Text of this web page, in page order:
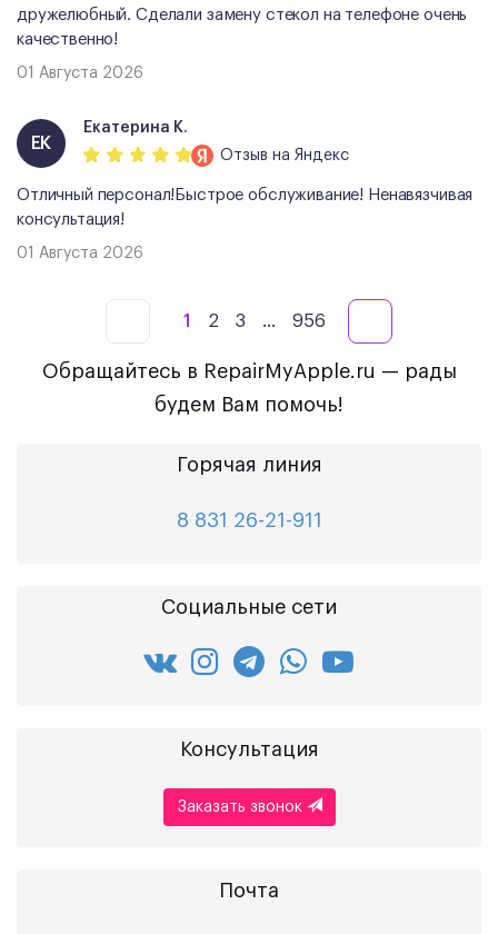
дружелюбный. Сделали замену стекол на телефоне очень
качественно!
01 Августа 2026
ЕК
Екатерина К.
Отзыв на Яндекс
Отличный персонал!Быстрое обслуживание! Ненавязчивая
консультация!
01 Августа 2026
1 2 3 ... 956
Обращайтесь в RepairMyApple.ru — рады
будем Вам помочь!
Горячая линия
8 831 26-21-911
Социальные сети
Консультация
Заказать звонок
Почта